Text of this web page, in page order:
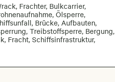
Frachter, Bulkcarrier,
Ölsperre,
Brücke, Aufbauten,
Treibstoffsperre, Bergung,
Fracht, Schiffsinfrastruktur,